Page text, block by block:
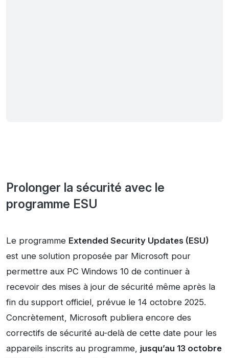
Prolonger la sécurité avec le
programme ESU
Le programme Extended Security Updates (ESU)
est une solution proposée par Microsoft pour
permettre aux PC Windows 10 de continuer à
recevoir des mises à jour de sécurité même après la
fin du support officiel, prévue le 14 octobre 2025.
Concrètement, Microsoft publiera encore des
correctifs de sécurité au-delà de cette date pour les
appareils inscrits au programme, jusqu’au 13 octobre